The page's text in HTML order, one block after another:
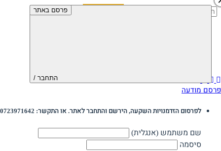
חיפוש:
פרסם מודעה
התחבר /
לפרסום הזדמנויות השקעה, הירשם והתחבר לאתר. או התקשר: 0723971642
שם משתמש (אנגלית)
סיסמה
פרסם באתר